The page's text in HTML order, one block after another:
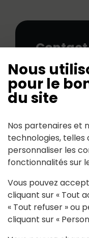
Nous
pour le
du site
Nos partenaires et
technologies, telles
personnaliser les
fonctionnalités sur
Vous pouvez
cliquant sur « Tout
« Tout refuser » ou
cliquant sur «
Contact
170, rue
Tél : 02 40 97